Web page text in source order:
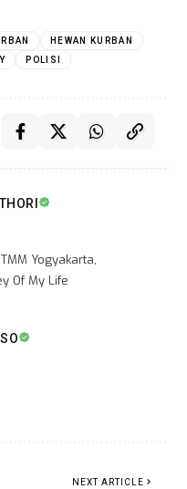
HEWAN KURBAN
POLISI
Yogyakarta,
Of My Life
NEXT ARTICLE